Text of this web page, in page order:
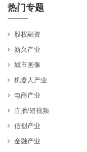
热门专题
股权融资
新兴产业
城市画像
机器人产业
电商产业
直播/短视频
信创产业
金融产业